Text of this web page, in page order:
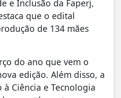
e Inclusão da Faperj,
que o edital
de 134 mães
do ano que vem o
edição. Além disso, a
Ciência e Tecnologia